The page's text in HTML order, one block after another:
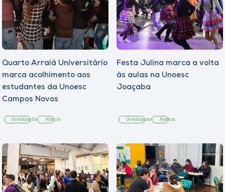
Quarto Arraiá Universitário
marca acolhimento aos
estudantes da Unoesc
Campos Novos
Graduação Notícia
Festa Julina marca a volta
às aulas na Unoesc
Joaçaba
Graduação Notícia